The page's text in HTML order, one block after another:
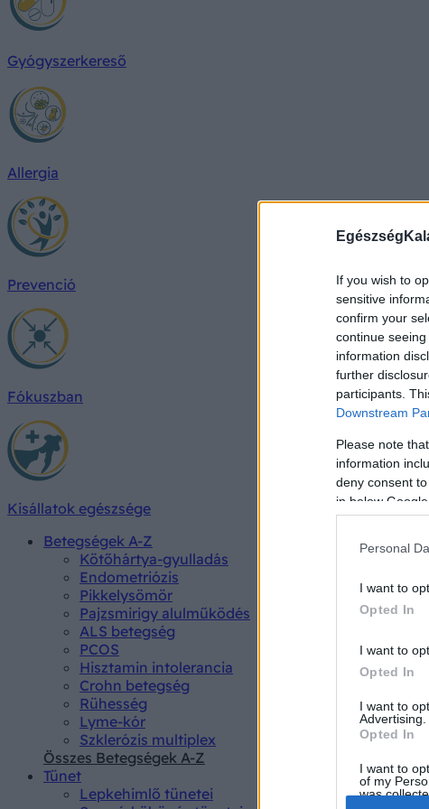
If you wish to
sensitive
confirm your
continue
information
further
participants.
Downstream
Please note
information
deny consent
in below
Personal
I want to
Opted In
I want to
Opted In
I want to
Advertising.
Opted In
I want to
of my
was
Gyógyszerkereső
Allergia
Prevenció
Fókuszban
Kisállatok egészsége
Betegségek A-Z
Kötőhártya-gyulladás
Endometriózis
Pikkelysömör
Pajzsmirigy alulműködés
ALS betegség
PCOS
Hisztamin intolerancia
Crohn betegség
Rühesség
Lyme-kór
Szklerózis multiplex
Összes Betegségek A-Z
Tünet
Lepkehimlő tünetei